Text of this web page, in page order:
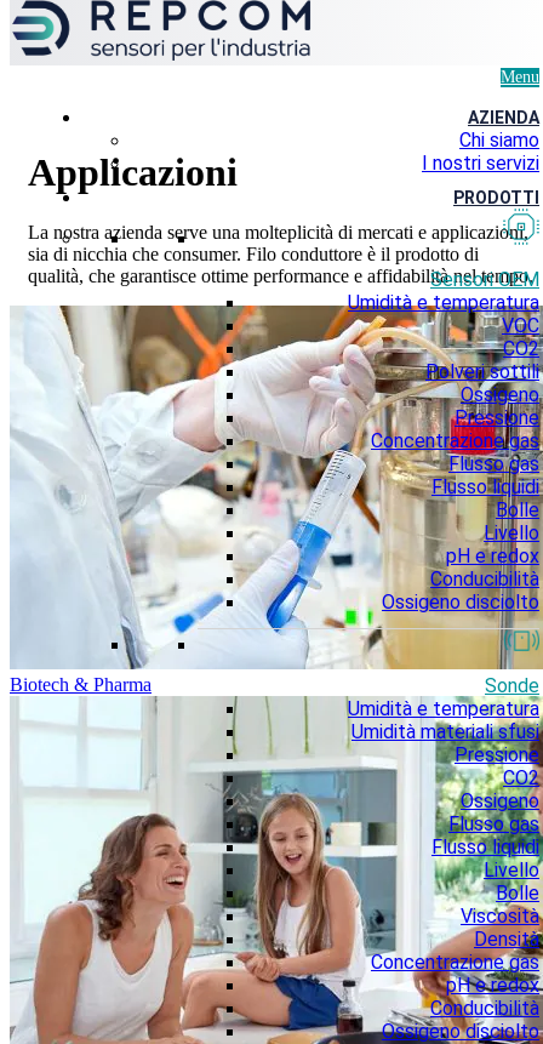
Menu
AZIENDA
Chi siamo
I nostri servizi
PRODOTTI
Sensori OEM
Umidità e temperatura
VOC
CO2
Polveri sottili
Ossigeno
Pressione
Concentrazione gas
Flusso gas
Flusso liquidi
Bolle
Livello
pH e redox
Conducibilità
Ossigeno disciolto
Sonde
Umidità e temperatura
Umidità materiali sfusi
Pressione
CO2
Ossigeno
Flusso gas
Flusso liquidi
Livello
Bolle
Viscosità
Densità
Concentrazione gas
pH e redox
Conducibilità
Ossigeno disciolto
Applicazioni
La nostra azienda serve una molteplicità di mercati e applicazioni,
sia di nicchia che consumer. Filo conduttore è il prodotto di
qualità, che garantisce ottime performance e affidabilità nel tempo.
Biotech & Pharma